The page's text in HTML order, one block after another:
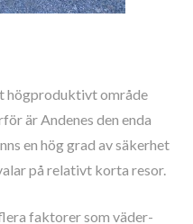
högproduktivt område
är Andenes den enda
en hög grad av säkerhet
på relativt korta resor.
faktorer som väder-